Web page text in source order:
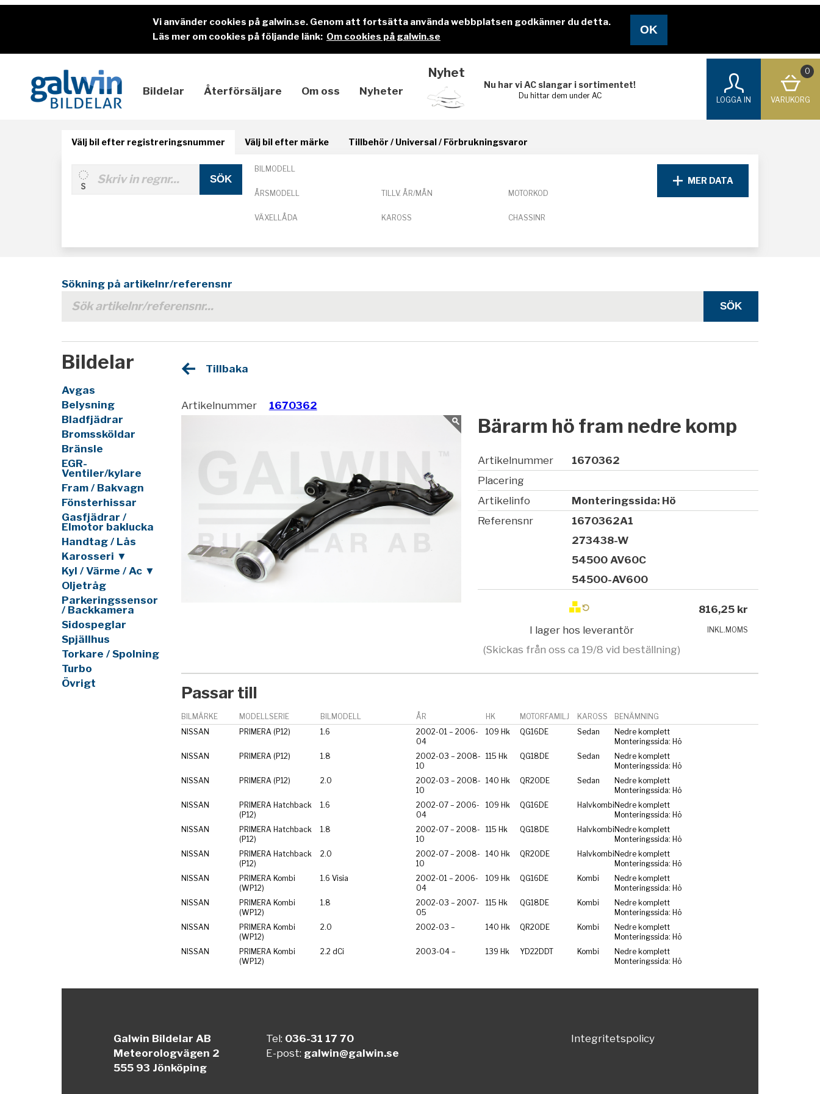
Vi använder cookies på galwin.se. Genom att fortsätta använda webbplatsen godkänner du detta.
Läs mer om cookies på följande länk: Om cookies på galwin.se
Bildelar Återförsäljare Om oss Nyheter
Nyhet
Nu har vi AC slangar i sortimentet!
Du hittar dem under AC
LOGGA IN
0
VARUKORG
Välj bil efter registreringsnummer Välj bil efter märke Tillbehör / Universal / Förbrukningsvaror
BILMODELL
ÅRSMODELL TILLV. ÅR/MÅN MOTORKOD
VÄXELLÅDA KAROSS CHASSINR
MER DATA
Sökning på artikelnr/referensnr
Bildelar
Avgas
Belysning
Bladfjädrar
Bromssköldar
Bränsle
EGR-
Ventiler/kylare
Fram / Bakvagn
Fönsterhissar
Gasfjädrar /
Elmotor baklucka
Handtag / Lås
Karosseri ▼
Kyl / Värme / Ac ▼
Oljetråg
Parkeringssensor
/ Backkamera
Sidospeglar
Spjällhus
Torkare / Spolning
Turbo
Övrigt
Tillbaka
Artikelnummer 1670362
Bärarm hö fram nedre komp
Artikelnummer
1670362
Placering
Artikelinfo
Monteringssida: Hö
Referensnr
1670362A1
273438-W
54500 AV60C
54500-AV600
I lager hos leverantör
(Skickas från oss ca 19/8 vid beställning)
816,25 kr
INKL.MOMS
Passar till
BILMÄRKE MODELLSERIE BILMODELL ÅR HK MOTORFAMILJ KAROSS
BENÄMNING
NISSAN
PRIMERA (P12) 1.6
2002-01 – 2006-
04
109 Hk QG16DE Sedan
Nedre komplett
Monteringssida: Hö
NISSAN
PRIMERA (P12) 1.8
2002-03 – 2008-
10
115 Hk QG18DE Sedan
Nedre komplett
Monteringssida: Hö
NISSAN
PRIMERA (P12) 2.0
2002-03 – 2008-
10
140 Hk QR20DE Sedan
Nedre komplett
Monteringssida: Hö
NISSAN
PRIMERA Hatchback
(P12)
1.6
2002-07 – 2006-
04
109 Hk QG16DE Halvkombi Nedre komplett
Monteringssida: Hö
NISSAN
PRIMERA Hatchback
(P12)
1.8
2002-07 – 2008-
10
115 Hk QG18DE Halvkombi Nedre komplett
Monteringssida: Hö
NISSAN
PRIMERA Hatchback
(P12)
2.0
2002-07 – 2008-
10
140 Hk QR20DE Halvkombi Nedre komplett
Monteringssida: Hö
NISSAN
PRIMERA Kombi
(WP12)
1.6 Visia
2002-01 – 2006-
04
109 Hk QG16DE Kombi
Nedre komplett
Monteringssida: Hö
NISSAN
PRIMERA Kombi
(WP12)
1.8
2002-03 – 2007-
05
115 Hk QG18DE Kombi
Nedre komplett
Monteringssida: Hö
NISSAN
PRIMERA Kombi
(WP12)
2.0 2002-03 – 140 Hk QR20DE Kombi
Nedre komplett
Monteringssida: Hö
NISSAN
PRIMERA Kombi
(WP12)
2.2 dCi 2003-04 – 139 Hk YD22DDT Kombi
Nedre komplett
Monteringssida: Hö
Galwin Bildelar AB
Meteorologvägen 2
555 93 Jönköping
Tel: 036-31 17 70
E-post: galwin@galwin.se
Integritetspolicy